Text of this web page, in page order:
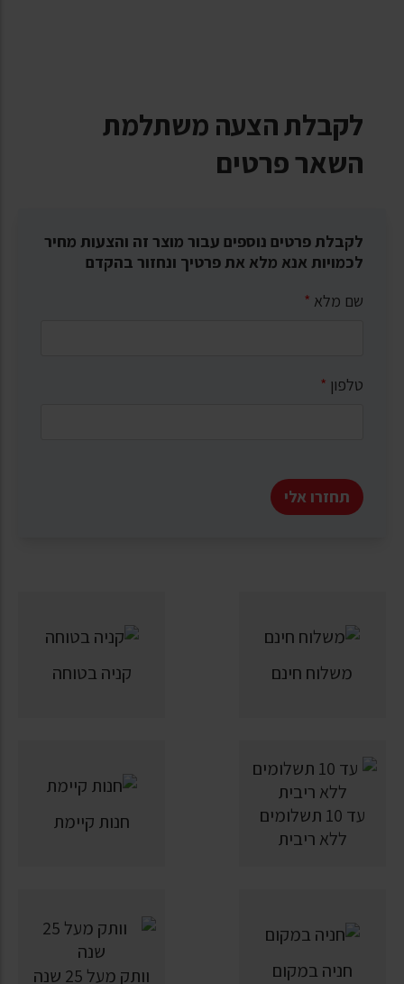
לקבלת הצעה משתלמת
השאר פרטים
לקבלת פרטים נוספים עבור מוצר זה והצעות מחיר
לכמויות אנא מלא את פרטיך ונחזור בהקדם
שם מלא *
טלפון *
תחזרו אלי
משלוח חינם קניה בטוחה
עד 10 תשלומים
ללא ריבית
חנות קיימת
חניה במקום וותק מעל 25 שנה